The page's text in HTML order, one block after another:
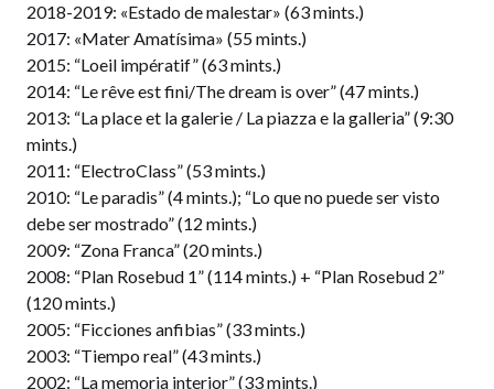
2018-2019: «Estado de malestar» (63 mints.)
2017: «Mater Amatísima» (55 mints.)
2015: “Loeil impératif” (63 mints.)
2014: “Le rêve est fini/The dream is over” (47 mints.)
2013: “La place et la galerie / La piazza e la galleria” (9:30
mints.)
2011: “ElectroClass” (53 mints.)
2010: “Le paradis” (4 mints.); “Lo que no puede ser visto
debe ser mostrado” (12 mints.)
2009: “Zona Franca” (20 mints.)
2008: “Plan Rosebud 1” (114 mints.) + “Plan Rosebud 2”
(120 mints.)
2005: “Ficciones anfibias” (33 mints.)
2003: “Tiempo real” (43 mints.)
2002: “La memoria interior” (33 mints.)